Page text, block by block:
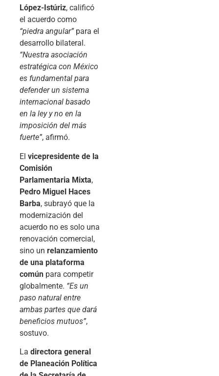
López-Istúriz, calificó
el acuerdo como
“piedra angular” para el
desarrollo bilateral.
“Nuestra asociación
estratégica con México
es fundamental para
defender un sistema
internacional basado
en la ley y no en la
imposición del más
fuerte”, afirmó.
El vicepresidente de la
Comisión
Parlamentaria Mixta,
Pedro Miguel Haces
Barba, subrayó que la
modernización del
acuerdo no es solo una
renovación comercial,
sino un relanzamiento
de una plataforma
común para competir
globalmente. “Es un
paso natural entre
ambas partes que dará
beneficios mutuos”,
sostuvo.
La directora general
de Planeación Política